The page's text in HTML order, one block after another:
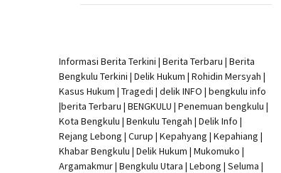
Informasi Berita Terkini |Berita Terbaru |Berita
Bengkulu Terkini |Delik Hukum |Rohidin Mersyah |
Kasus Hukum |Tragedi | delik INFO |bengkulu info
|berita Terbaru | BENGKULU |Penemuan bengkulu |
Kota Bengkulu | Benkulu Tengah |Delik Info |
Rejang Lebong | Curup | Kepahyang | Kepahiang |
Khabar Bengkulu |Delik Hukum | Mukomuko |
Argamakmur | Bengkulu Utara | Lebong | Seluma |